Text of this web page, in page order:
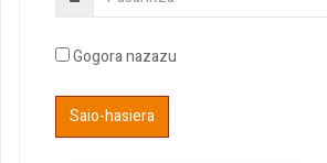
Gogora nazazu